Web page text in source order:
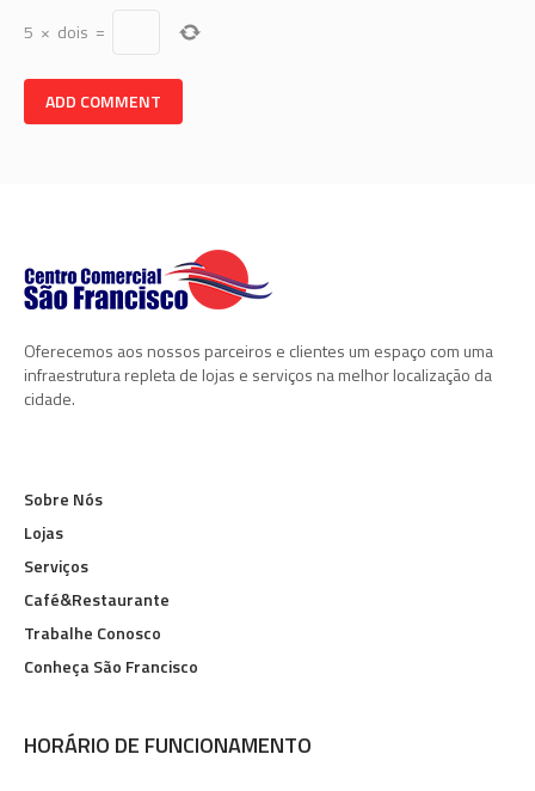
5 × dois =
Oferecemos aos nossos parceiros e clientes um espaço com uma
infraestrutura repleta de lojas e serviços na melhor localização da
cidade.
Sobre Nós
Lojas
Serviços
Café&Restaurante
Trabalhe Conosco
Conheça São Francisco
HORÁRIO DE FUNCIONAMENTO